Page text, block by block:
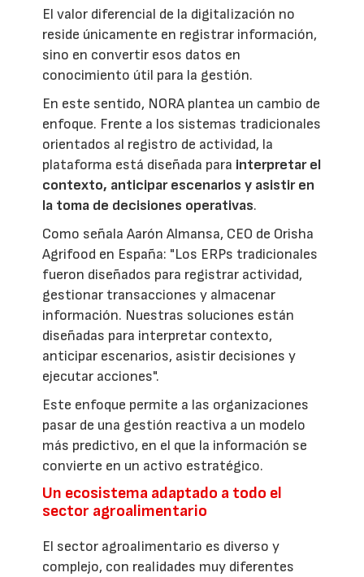
El valor diferencial de la digitalización no
reside únicamente en registrar información,
sino en convertir esos datos en
conocimiento útil para la gestión.
En este sentido, NORA plantea un cambio de
enfoque. Frente a los sistemas tradicionales
orientados al registro de actividad, la
plataforma está diseñada para interpretar el
contexto, anticipar escenarios y asistir en
la toma de decisiones operativas.
Como señala Aarón Almansa, CEO de Orisha
Agrifood en España: "Los ERPs tradicionales
fueron diseñados para registrar actividad,
gestionar transacciones y almacenar
información. Nuestras soluciones están
diseñadas para interpretar contexto,
anticipar escenarios, asistir decisiones y
ejecutar acciones".
Este enfoque permite a las organizaciones
pasar de una gestión reactiva a un modelo
más predictivo, en el que la información se
convierte en un activo estratégico.
Un ecosistema adaptado a todo el
sector agroalimentario
El sector agroalimentario es diverso y
complejo, con realidades muy diferentes